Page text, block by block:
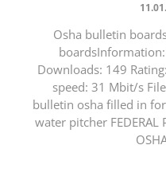
Osha bulletin
Downloads: 149
speed: 31 Mbit/s
bulletin osha filled in
water pitcher FEDERAL